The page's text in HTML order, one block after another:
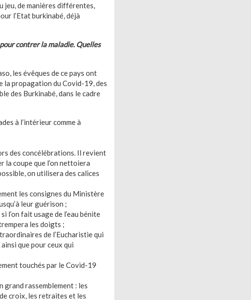
jeu, de manières différentes,
l’Etat burkinabé, déjà
contrer la maladie. Quelles
les évêques de ce pays ont
la propagation du Covid-19, des
des Burkinabé, dans le cadre
à l’intérieur comme à
des concélébrations. Il revient
la coupe que l’on nettoiera
on utilisera des calices
les consignes du Ministère
leur guérison ;
l’on fait usage de l’eau bénite
les doigts ;
de l’Eucharistie qui
que pour ceux qui
touchés par le Covid-19
rassemblement : les
croix, les retraites et les